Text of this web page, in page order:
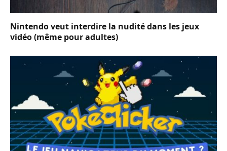
Nintendo veut interdire la nudité dans les jeux
vidéo (même pour adultes)